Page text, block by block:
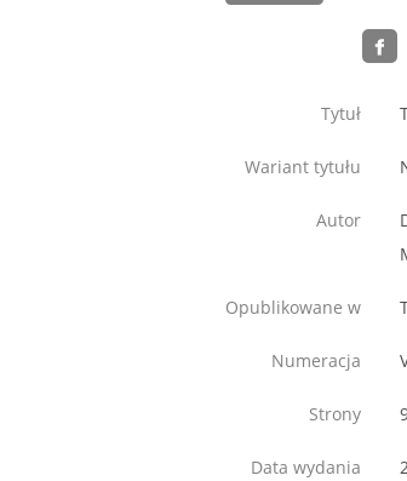
Tytuł
Wariant tytułu
Autor
Opublikowane w
Numeracja
Strony
Data wydania